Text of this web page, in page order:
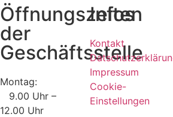
Öffnungszeiten
der
Geschäftsstelle
Montag:
9.00 Uhr –
12.00 Uhr
Infos
Kontakt
Impressum
Cookie-
Einstellungen